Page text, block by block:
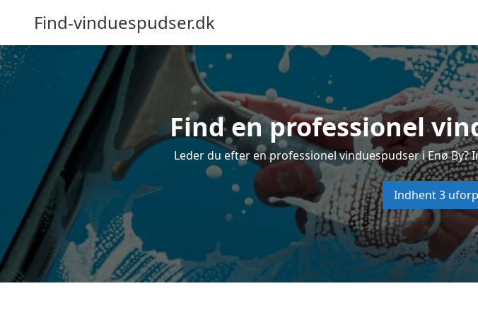
Find-vinduespudser.dk
Find en professionel
Leder du efter en professionel vinduespudser i Enø
Indhent 3